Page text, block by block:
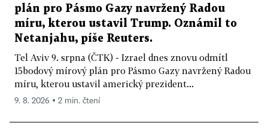
plán pro Pásmo Gazy navržený Radou
míru, kterou ustavil Trump. Oznámil to
Netanjahu, píše Reuters.
Tel Aviv 9. srpna (ČTK) - Izrael dnes znovu odmítl
15bodový mírový plán pro Pásmo Gazy navržený Radou
míru, kterou ustavil americký prezident...
9. 8. 2026 ▪ 2 min. čtení